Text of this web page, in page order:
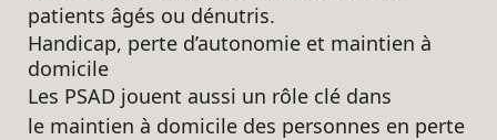
patients âgés ou dénutris.
Handicap, perte d’autonomie et maintien à
domicile
Les PSAD jouent aussi un rôle clé dans
le maintien à domicile des personnes en perte